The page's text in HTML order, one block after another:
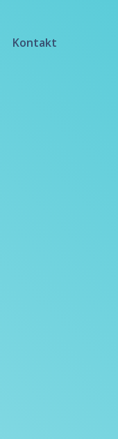
Kontakt